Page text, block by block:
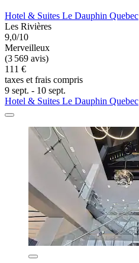
Hotel & Suites Le Dauphin Quebec
Les Rivières
9,0/10
Merveilleux
(3 569 avis)
111 €
taxes et frais compris
9 sept. - 10 sept.
Hotel & Suites Le Dauphin Quebec